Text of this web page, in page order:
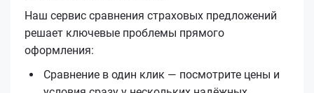
Наш сервис сравнения страховых предложений
решает ключевые проблемы прямого
оформления:
Сравнение в один клик — посмотрите цены и